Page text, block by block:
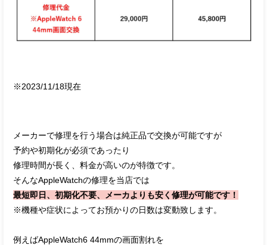
※2023/11/18現在
メーカーで修理を行う場合は純正品で交換が可能ですが
予約や初期化が必須であったり
修理時間が長く、料金が高いのが特徴です。
そんなAppleWatchの修理を当店では
最短即日、初期化不要、メーカよりも安く修理が可能です！
※機種や症状によってお預かりの日数は変動致します。
例えばAppleWatch6 44mmの画面割れを